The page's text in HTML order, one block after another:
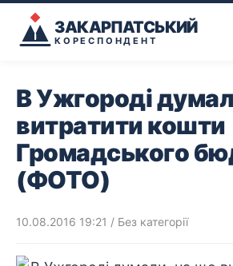
ЗАКАРПАТСЬКИЙ
КОРЕСПОНДЕНТ
В Ужгороді
витратити кошти
Громадського
(ФОТО)
10.08.2016 19:21 / Без категорії